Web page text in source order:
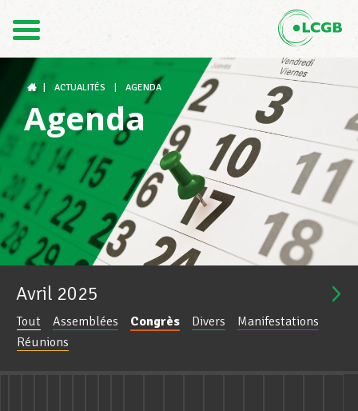
DE
Le LCGB
Structures syndicales
Assistance au Travail
Vos droits
ACTUALITÉS AGENDA
Agenda
Avril 2025
Tout Assemblées Congrès Divers
Manifestations
Réunions